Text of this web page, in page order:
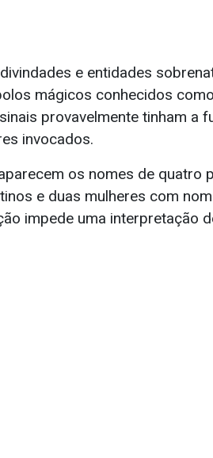
e entidades
mágicos conhecidos
provavelmente tinham a
invocados.
os nomes de quatro
e duas mulheres com
impede uma interpretação